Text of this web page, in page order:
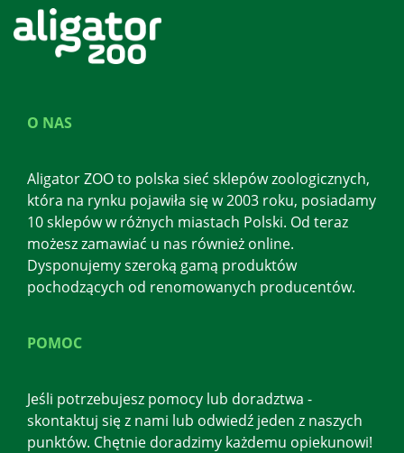
O NAS
Aligator ZOO to polska sieć sklepów zoologicznych,
która na rynku pojawiła się w 2003 roku, posiadamy
10 sklepów w różnych miastach Polski. Od teraz
możesz zamawiać u nas również online.
Dysponujemy szeroką gamą produktów
pochodzących od renomowanych producentów.
POMOC
Jeśli potrzebujesz pomocy lub doradztwa -
skontaktuj się z nami lub odwiedź jeden z naszych
punktów. Chętnie doradzimy każdemu opiekunowi!